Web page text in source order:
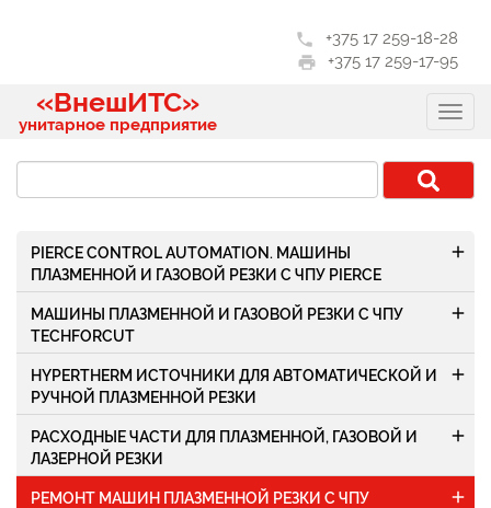
phone
+375 17 259-18-28
print
+375 17 259-17-95
«ВнешИТС»
унитарное предприятие
PIERCE CONTROL AUTOMATION. МАШИНЫ
ПЛАЗМЕННОЙ И ГАЗОВОЙ РЕЗКИ С ЧПУ PIERCE
add
МАШИНЫ ПЛАЗМЕННОЙ И ГАЗОВОЙ РЕЗКИ С ЧПУ
TECHFORCUT
add
HYPERTHERM ИСТОЧНИКИ ДЛЯ АВТОМАТИЧЕСКОЙ И
РУЧНОЙ ПЛАЗМЕННОЙ РЕЗКИ
add
РАСХОДНЫЕ ЧАСТИ ДЛЯ ПЛАЗМЕННОЙ, ГАЗОВОЙ И
ЛАЗЕРНОЙ РЕЗКИ
add
РЕМОНТ МАШИН ПЛАЗМЕННОЙ РЕЗКИ С ЧПУ add